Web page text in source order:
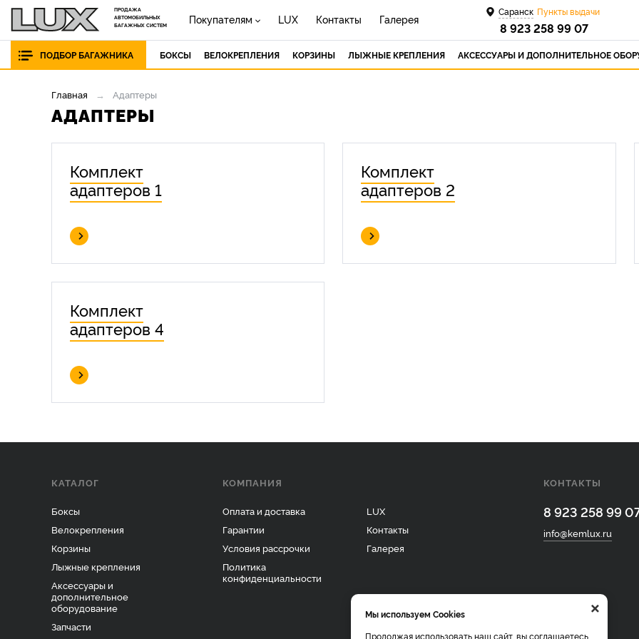
ПРОДАЖА
АВТОМОБИЛЬНЫХ
БАГАЖНЫХ СИСТЕМ
Саранск Пункты выдачи
8 923 258 99 07
Покупателям LUX Контакты Галерея
ПОДБОР БАГАЖНИКА БОКСЫ ВЕЛОКРЕПЛЕНИЯ КОРЗИНЫ ЛЫЖНЫЕ КРЕПЛЕНИЯ АКСЕССУАРЫ И ДОПОЛНИТЕЛЬНОЕ
Главная Адаптеры
АДАПТЕРЫ
Комплект
адаптеров 1
Комплект
адаптеров 2
Комплект
адаптеров 4
КАТАЛОГ
Боксы
Велокрепления
Корзины
Лыжные крепления
Аксессуары и
дополнительное
оборудование
Запчасти
КОМПАНИЯ
Оплата и доставка
Гарантии
Условия рассрочки
Политика
конфиденциальности
LUX
Контакты
Галерея
КОНТАКТЫ
8 923 258 99
info@kemlux.ru
×
Мы используем Cookies
Продолжая использовать наш сайт, вы соглашаетесь